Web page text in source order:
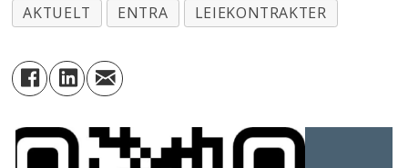
AKTUELT ENTRA LEIEKONTRAKTER